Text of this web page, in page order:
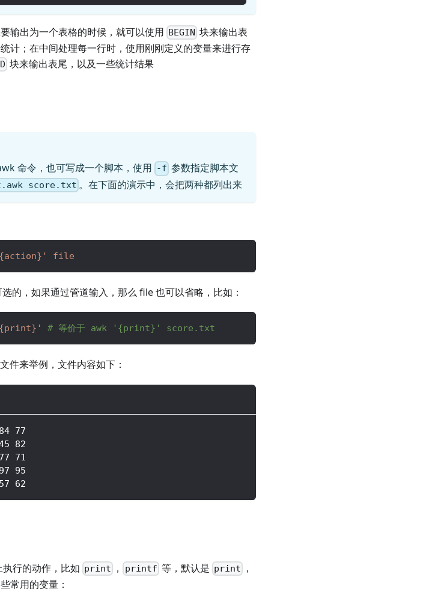
输出为一个表格的时候，就可以使用 BEGIN 块来输出表
计；在中间处理每一行时，使用刚刚定义的变量来进行存
块来输出表尾，以及一些统计结果
命令，也可写成一个脚本，使用 -f 参数指定脚本文
score.txt 。在下面的演示中，会把两种都列出来
file
的，如果通过管道输入，那么 file 也可以省略，比如：
# 等价于 awk '{print}' score.txt
文件来举例，文件内容如下：
77
82
71
95
62
行的动作，比如 print ， printf 等，默认是 print
，
常用的变量：